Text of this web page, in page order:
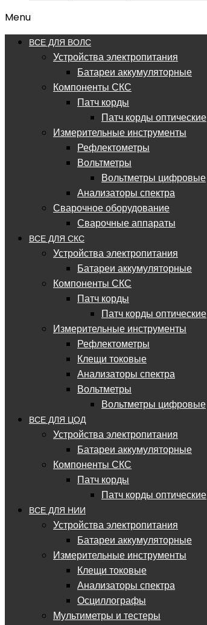
Menu
ВСЕ ДЛЯ ВОЛС
Устройства электропитания
Батареи аккумуляторные
Компоненты СКС
Патч корды
Патч корды оптические
Измерительные инструменты
Рефлектометры
Вольтметры
Вольтметры цифровые
Анализаторы спектра
Сварочное оборудование
Сварочные аппараты
ВСЕ ДЛЯ СКС
Устройства электропитания
Батареи аккумуляторные
Компоненты СКС
Патч корды
Патч корды оптические
Измерительные инструменты
Рефлектометры
Клещи токовые
Анализаторы спектра
Вольтметры
Вольтметры цифровые
ВСЕ ДЛЯ ЦОД
Устройства электропитания
Батареи аккумуляторные
Компоненты СКС
Патч корды
Патч корды оптические
ВСЕ ДЛЯ НИИ
Устройства электропитания
Батареи аккумуляторные
Измерительные инструменты
Клещи токовые
Анализаторы спектра
Осциллографы
Мультиметры и тестеры